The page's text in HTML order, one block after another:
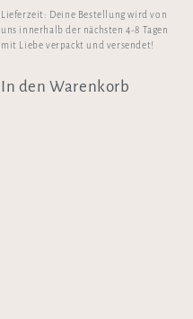
Lieferzeit: Deine Bestellung wird von
uns innerhalb der nächsten 4-8 Tagen
mit Liebe verpackt und versendet!
In den Warenkorb